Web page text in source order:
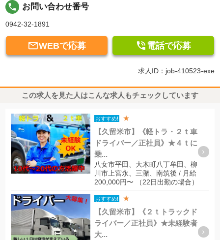
local_phone お問い合わせ番号
0942-32-1891
WEBで応募  電話で応募
求人ID：job-410523-exe
この求人を見た人はこんな求人もチェックしています
おすすめ! ★
【久留米市】《軽トラ・２ｔ車
ドライバー／正社員》★４ｔに
乗...
八女市平田、大木町八丁牟田、柳
川市上宮永、三潴、南筑後 / 月給
200,000円〜 （22日出勤の場合）
おすすめ! ★
【久留米市】《２ｔトラックド
ライバー／正社員》★未経験者
大...